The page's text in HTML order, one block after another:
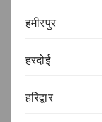
हमीरपुर
हरदोई
हरिद्वार